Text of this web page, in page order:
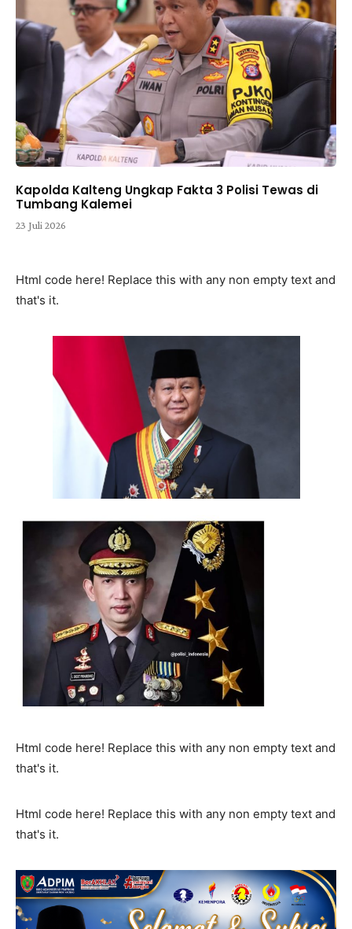
Kapolda Kalteng Ungkap Fakta 3 Polisi Tewas di
Tumbang Kalemei
23 Juli 2026
Html code here! Replace this with any non empty text and
that's it.
Html code here! Replace this with any non empty text and
that's it.
Html code here! Replace this with any non empty text and
that's it.